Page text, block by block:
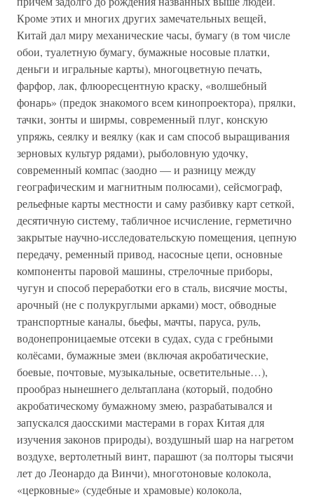
Кроме этих и многих других замечательных вещей,
Китай дал миру механические часы, бумагу (в том числе
обои, туалетную бумагу, бумажные носовые платки,
деньги и игральные карты), многоцветную печать,
фарфор, лак, флюоресцентную краску, «волшебный
фонарь» (предок знакомого всем кинопроектора), прялки,
тачки, зонты и ширмы, современный плуг, конскую
упряжь, сеялку и веялку (как и сам способ выращивания
зерновых культур рядами), рыболовную удочку,
современный компас (заодно — и разницу между
географическим и магнитным полюсами), сейсмограф,
рельефные карты местности и саму разбивку карт сеткой,
десятичную систему, табличное исчисление, герметично
закрытые научно-исследовательскую помещения, цепную
передачу, ременный привод, насосные цепи, основные
компоненты паровой машины, стрелочные приборы,
чугун и способ переработки его в сталь, висячие мосты,
арочный (не с полукруглыми арками) мост, обводные
транспортные каналы, бьефы, мачты, паруса, руль,
водонепроницаемые отсеки в судах, суда с гребными
колёсами, бумажные змеи (включая акробатические,
боевые, почтовые, музыкальные, осветительные…),
прообраз нынешнего дельтаплана (который, подобно
акробатическому бумажному змею, разрабатывался и
запускался даосскими мастерами в горах Китая для
изучения законов природы), воздушный шар на нагретом
воздухе, вертолетный винт, парашют (за полторы тысячи
лет до Леонардо да Винчи), многотоновые колокола,
«церковные» (судебные и храмовые) колокола,